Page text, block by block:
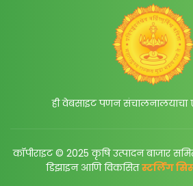
ही वेबसाइट पणन
कॉपीराइट © 2025 कृषि उत्पादन बाजार
डिझाइन आणि विकसितस्टर्लिंग